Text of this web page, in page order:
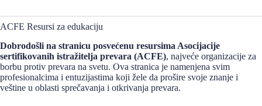
ACFE Resursi za edukaciju
Dobrodošli na stranicu posvećenu resursima Asocijacije
sertifikovanih istražitelja prevara (ACFE), najveće organizacije za
borbu protiv prevara na svetu. Ova stranica je namenjena svim
profesionalcima i entuzijastima koji žele da prošire svoje znanje i
veštine u oblasti sprečavanja i otkrivanja prevara.